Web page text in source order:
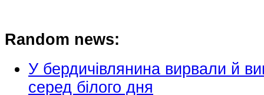
Random news:
У бердичівлянина вирвали й
серед білого дня